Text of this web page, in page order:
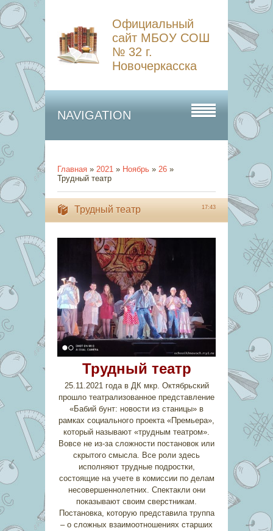
Официальный
сайт МБОУ СОШ
№ 32 г.
Новочеркасска
NAVIGATION
Главная » 2021 » Ноябрь » 26 »
Трудный театр
17:43
Трудный театр
Трудный театр
25.11.2021 года в ДК мкр. Октябрьский
прошло театрализованное представление
«Бабий бунт: новости из станицы» в
рамках социального проекта «Премьера»,
который называют «трудным театром».
Вовсе не из-за сложности постановок или
скрытого смысла. Все роли здесь
исполняют трудные подростки,
состоящие на учете в комиссии по делам
несовершеннолетних. Спектакли они
показывают своим сверстникам.
Постановка, которую представила труппа
– о сложных взаимоотношениях старших